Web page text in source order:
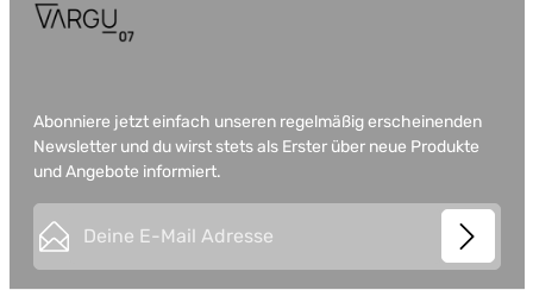
Abonniere jetzt einfach unseren regelmäßig erscheinenden
Newsletter und du wirst stets als Erster über neue Produkte
und Angebote informiert.